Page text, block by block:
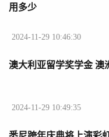
用多少
2024-11-29 10:46:30
澳大利亚留学奖学金 澳
2024-11-29 10:49:35